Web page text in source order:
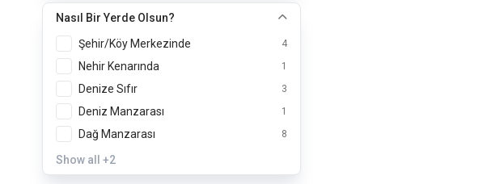
Nasıl Bir Yerde Olsun?
Şehir/Köy Merkezinde
4
Nehir Kenarında 1
Denize Sıfır 3
Deniz Manzarası 1
Dağ Manzarası 8
Show all +2